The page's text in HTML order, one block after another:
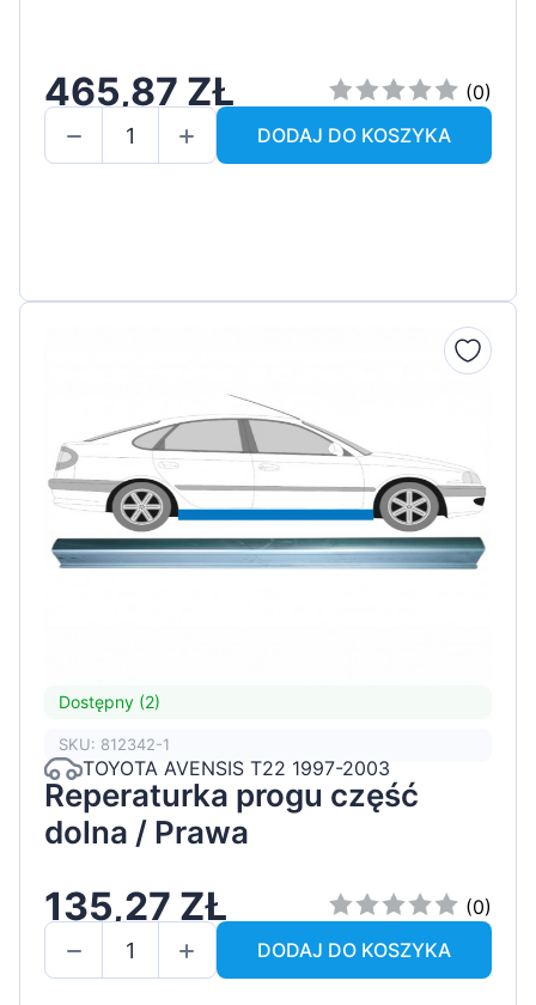
465,87 ZŁ
(0)
DODAJ DO KOSZYKA
Dostępny (2)
SKU: 812342-1
TOYOTA AVENSIS T22 1997-2003
Reperaturka progu część
dolna / Prawa
135,27 ZŁ
(0)
DODAJ DO KOSZYKA